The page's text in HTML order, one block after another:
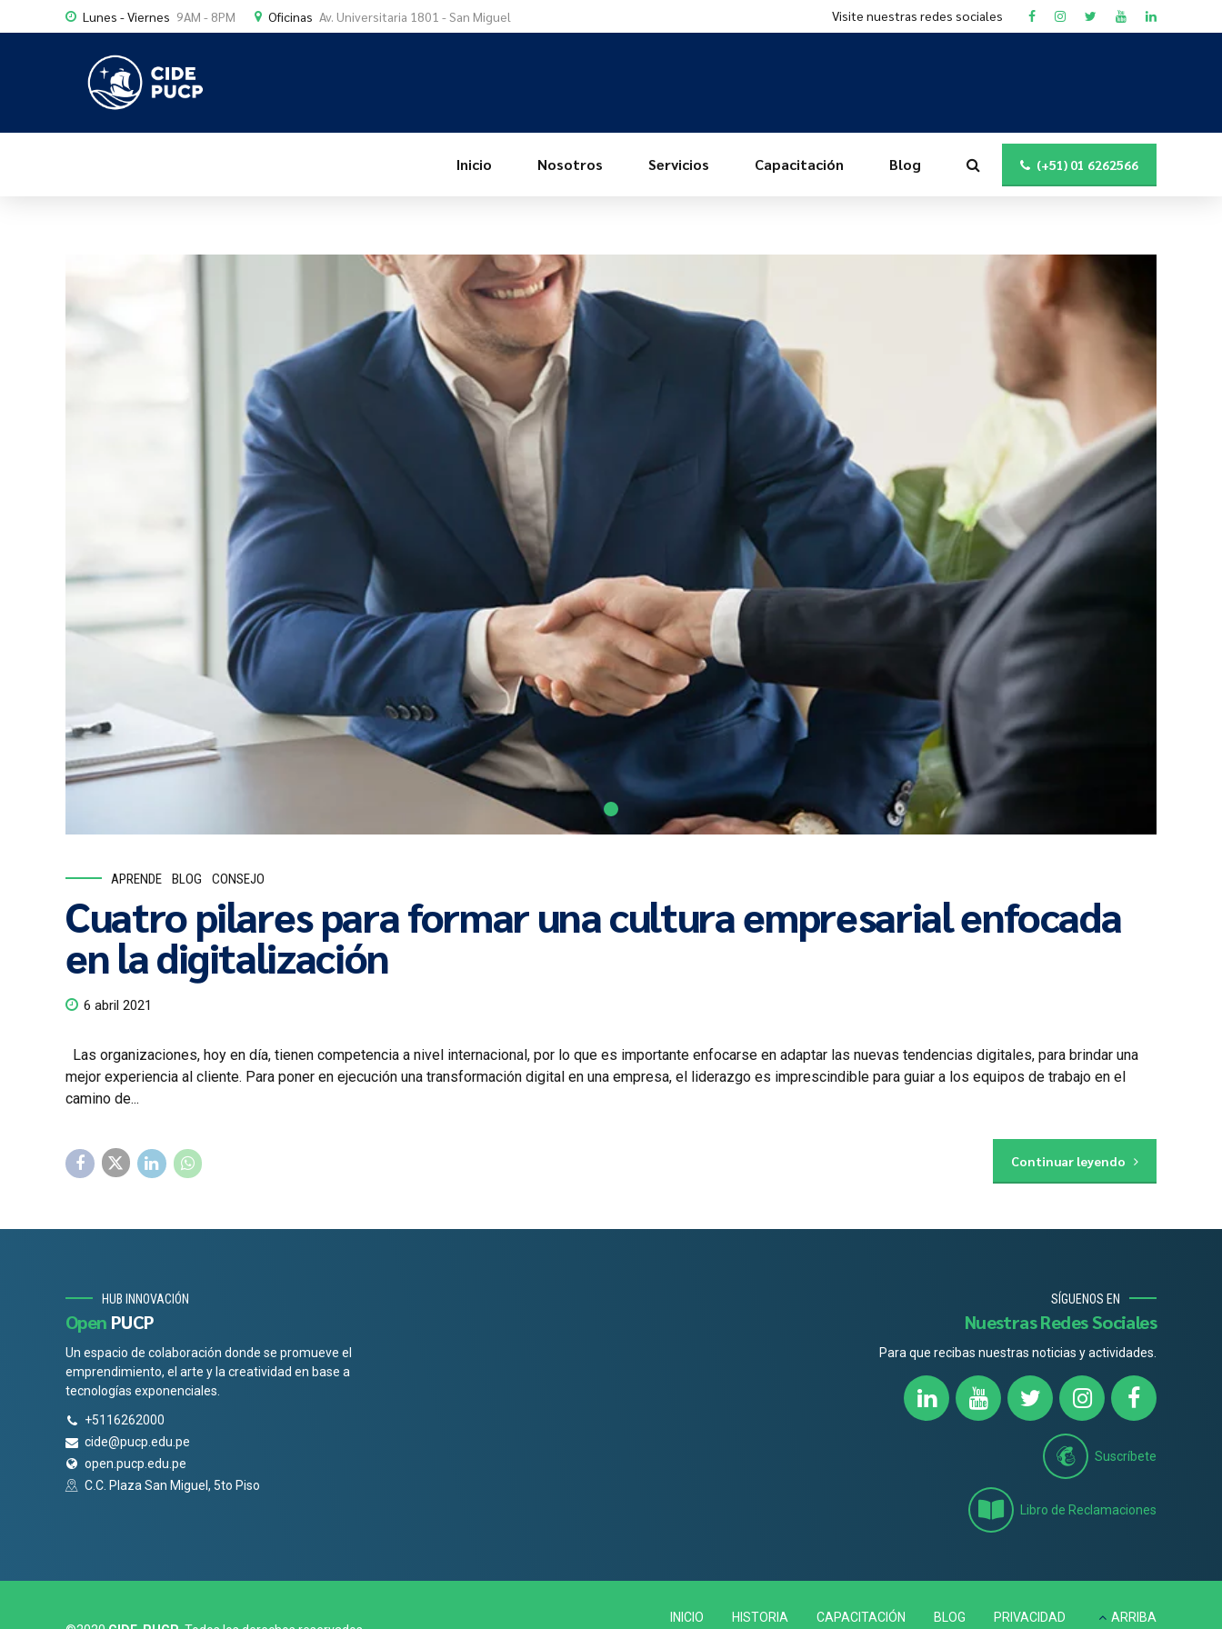
Lunes - Viernes 9AM - 8PM Oficinas Av. Universitaria 1801 - San Miguel Visite nuestras redes sociales
(+51) 01 6262566
Inicio Nosotros Servicios Capacitación Blog
APRENDE BLOG CONSEJO
Cuatro pilares para formar una cultura empresarial enfocada
en la digitalización
6 abril 2021
Las organizaciones, hoy en día, tienen competencia a nivel internacional, por lo que es importante enfocarse en adaptar las nuevas tendencias digitales, para brindar una
mejor experiencia al cliente. Para poner en ejecución una transformación digital en una empresa, el liderazgo es imprescindible para guiar a los equipos de trabajo en el
camino de...
Continuar leyendo
HUB INNOVACIÓN
Open PUCP
Un espacio de colaboración donde se promueve el
emprendimiento, el arte y la creatividad en base a
tecnologías exponenciales.
+5116262000
cide@pucp.edu.pe
open.pucp.edu.pe
C.C. Plaza San Miguel, 5to Piso
SÍGUENOS EN
Nuestras Redes Sociales
Para que recibas nuestras noticias y actividades.
Suscríbete
Libro de Reclamaciones
INICIO HISTORIA CAPACITACIÓN BLOG PRIVACIDAD ARRIBA